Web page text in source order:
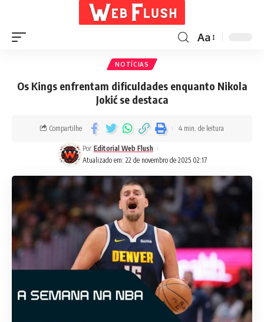
Aa
NOTÍCIAS
Os Kings enfrentam dificuldades enquanto Nikola
Jokić se destaca
Atualizado em: 22 de novembro de 2025 02:17
Por Editorial Web Flush
Compartilhe 4 min. de leitura